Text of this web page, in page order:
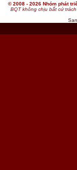
© 2008 - 2026 Nhóm phát
BQT không chịu bất cứ